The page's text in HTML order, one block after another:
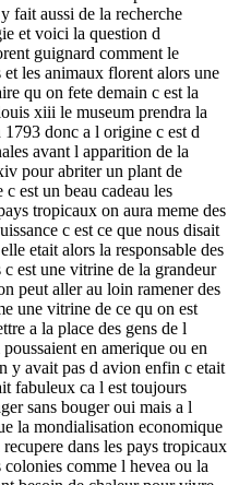
fait aussi de la recherche
et voici la question d
guignard comment le
les animaux florent alors une
qu on fete demain c est la
xiii le museum prendra la
donc a l origine c est d
avant l apparition de la
pour abriter un plant de
est un beau cadeau les
tropicaux on aura meme des
c est ce que nous disait
etait alors la responsable des
c est une vitrine de la grandeur
peut aller au loin ramener des
une vitrine de ce qu on est
a la place des gens de l
en amerique ou en
y avait pas d avion enfin c etait
fabuleux ca l est toujours
sans bouger oui mais a l
la mondialisation economique
dans les pays tropicaux
comme l hevea ou la